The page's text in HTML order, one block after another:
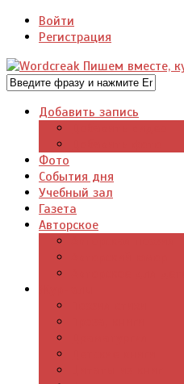
Войти
Регистрация
Добавить запись
Фото
События дня
Учебный зал
Газета
Авторское